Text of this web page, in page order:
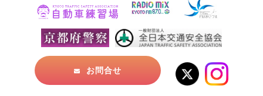
お問合せ